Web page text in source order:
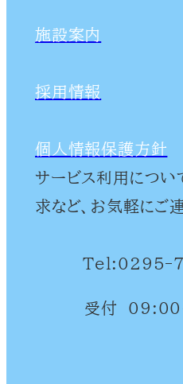
施設案内
採用情報
個人情報保護方針
サービス利用につ
求など、お気軽にご
Tel: 0295-
受付 09:00